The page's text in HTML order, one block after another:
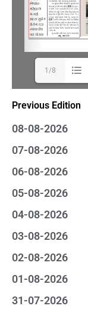
Previous Edition
08-08-2026
07-08-2026
06-08-2026
05-08-2026
04-08-2026
03-08-2026
02-08-2026
01-08-2026
31-07-2026
1/8